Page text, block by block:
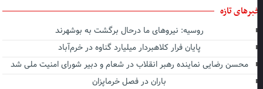
تازه
روسیه: نیروهای ما درحال برگشت به بوشهرند
پایان فرار کلاهبردار میلیارد گناوه در خرم‌آباد
محسن رضایی نماینده رهبر انقلاب در شعام و دبیر شورای امنیت ملی شد
باران در فصل خرماپزان